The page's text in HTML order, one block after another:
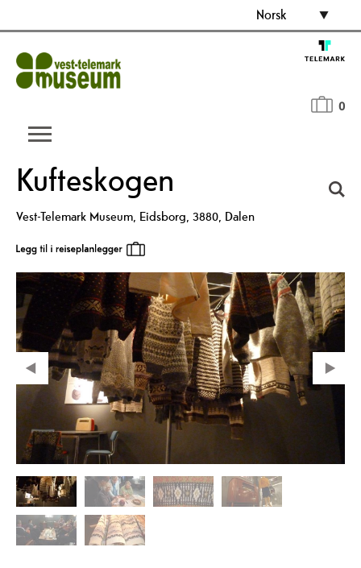
Norsk
0
Kufteskogen
Vest-Telemark Museum, Eidsborg, 3880, Dalen